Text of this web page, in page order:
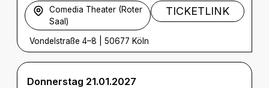
Comedia Theater (Roter
Saal)
Vondelstraße 4–8 50677 Köln
TICKETLINK
Donnerstag 21.01.2027